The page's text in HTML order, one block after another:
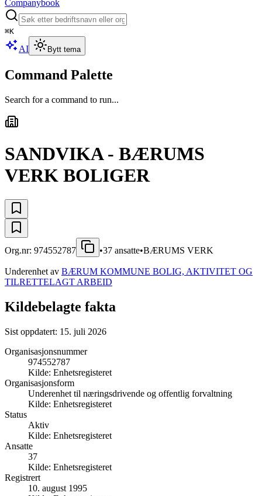
Companybook
⌘K
AI Bytt tema
Command Palette
Search for a command to run...
SANDVIKA - BÆRUMS
VERK BOLIGER
Org.nr: 974552787 •37 ansatte•BÆRUMS VERK
Underenhet av BÆRUM KOMMUNE BOLIG, AKTIVITET OG
TILRETTELAGT ARBEID
Kildebelagte fakta
Sist oppdatert: 15. juli 2026
Organisasjonsnummer
974552787
Kilde: Enhetsregisteret
Organisasjonsform
Underenhet til næringsdrivende og offentlig forvaltning
Kilde: Enhetsregisteret
Status
Aktiv
Kilde: Enhetsregisteret
Ansatte
37
Kilde: Enhetsregisteret
Registrert
10. august 1995